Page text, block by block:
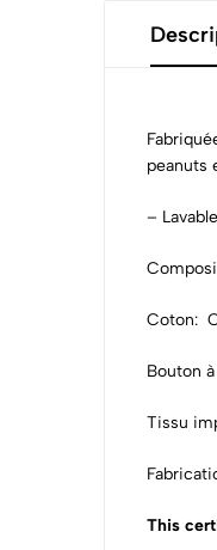
peanuts
–
Coton:
Bouton
Tissu
This